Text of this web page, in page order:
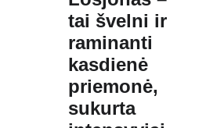
tai švelni ir
raminanti
kasdienė
priemonė,
sukurta